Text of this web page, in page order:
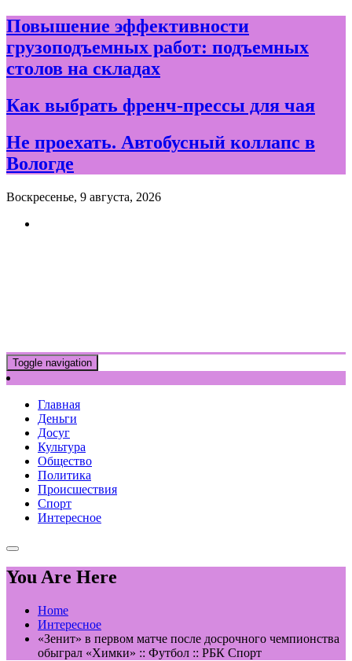
Skip
to
content
Повышение эффективности
грузоподъемных работ: подъемных
столов на складах
Как выбрать френч-прессы для чая
Не проехать. Автобусный коллапс в
Вологде
Воскресенье, 9 августа, 2026
Toggle navigation
Главная
Деньги
Досуг
Культура
Общество
Политика
Происшествия
Спорт
Интересное
You Are Here
Home
Интересное
«Зенит» в первом матче после досрочного чемпионства
обыграл «Химки» :: Футбол :: РБК Спорт